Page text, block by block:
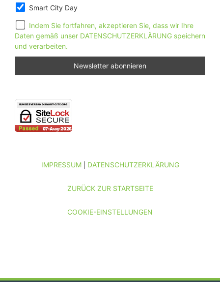
Smart City Day
Indem Sie fortfahren, akzeptieren Sie, dass wir Ihre
Daten gemäß unser DATENSCHUTZERKLÄRUNG speichern
und verarbeiten.
IMPRESSUM| DATENSCHUTZERKLÄRUNG
ZURÜCK ZUR STARTSEITE
COOKIE-EINSTELLUNGEN